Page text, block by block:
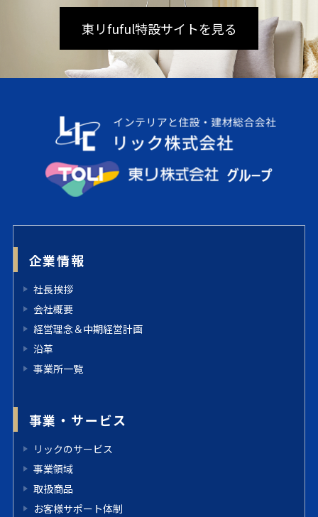
東リfuful特設サイトを見る
企業情報
社長挨拶
会社概要
経営理念＆中期経営計画
沿革
事業所一覧
事業・サービス
リックのサービス
事業領域
取扱商品
お客様サポート体制